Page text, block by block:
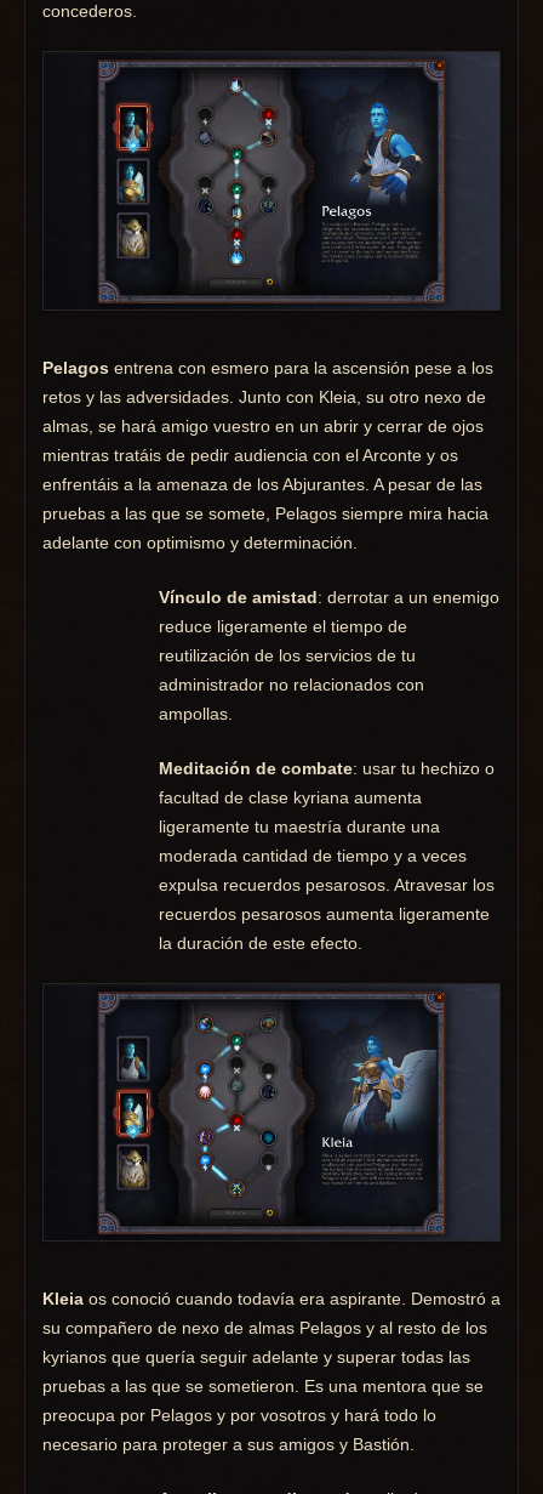
concederos.
Pelagos entrena con esmero para la ascensión pese a los
retos y las adversidades. Junto con Kleia, su otro nexo de
almas, se hará amigo vuestro en un abrir y cerrar de ojos
mientras tratáis de pedir audiencia con el Arconte y os
enfrentáis a la amenaza de los Abjurantes. A pesar de las
pruebas a las que se somete, Pelagos siempre mira hacia
adelante con optimismo y determinación.
Vínculo de amistad: derrotar a un enemigo
reduce ligeramente el tiempo de
reutilización de los servicios de tu
administrador no relacionados con
ampollas.
Meditación de combate: usar tu hechizo o
facultad de clase kyriana aumenta
ligeramente tu maestría durante una
moderada cantidad de tiempo y a veces
expulsa recuerdos pesarosos. Atravesar los
recuerdos pesarosos aumenta ligeramente
la duración de este efecto.
Kleia os conoció cuando todavía era aspirante. Demostró a
su compañero de nexo de almas Pelagos y al resto de los
kyrianos que quería seguir adelante y superar todas las
pruebas a las que se sometieron. Es una mentora que se
preocupa por Pelagos y por vosotros y hará todo lo
necesario para proteger a sus amigos y Bastión.